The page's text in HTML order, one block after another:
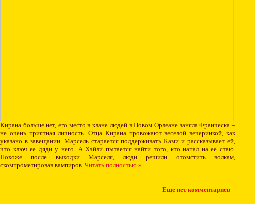
Кирана больше нет, его место в клане людей в Новом Орлеане заняла Франческа –
не очень приятная личность. Отца Кирана провожают веселой вечеринкой, как
указано в завещании. Марсель старается поддерживать Ками и рассказывает ей,
что ключ ее дяди у него. А Хэйли пытается найти того, кто напал на ее стаю.
Похоже после выходки Марселя, люди решили отомстить волкам,
скомпрометировав вампиров. Читать полностью »
Еще нет комментариев